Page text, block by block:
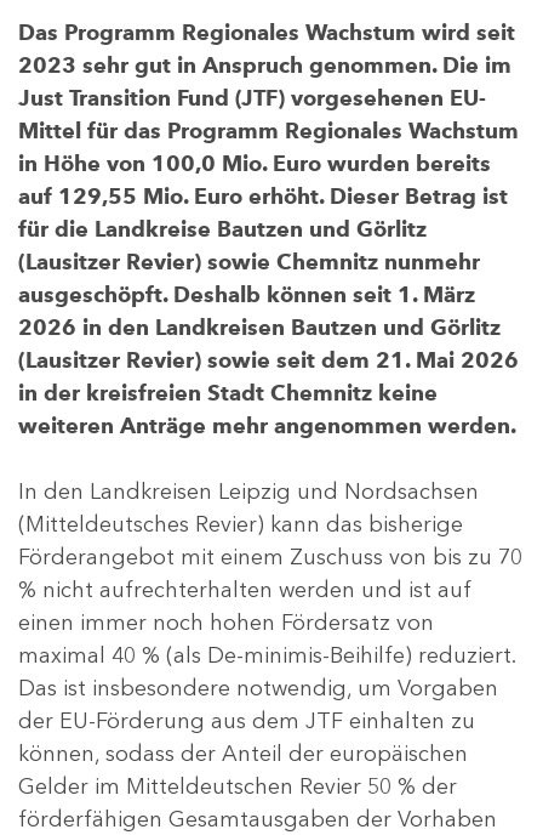
Das Programm Regionales Wachstum wird seit
2023 sehr gut in Anspruch genommen. Die im
Just Transition Fund (JTF) vorgesehenen EU-
Mittel für das Programm Regionales Wachstum
in Höhe von 100,0 Mio. Euro wurden bereits
auf 129,55 Mio. Euro erhöht. Dieser Betrag ist
für die Landkreise Bautzen und Görlitz
(Lausitzer Revier) sowie Chemnitz nunmehr
ausgeschöpft. Deshalb können seit 1. März
2026 in den Landkreisen Bautzen und Görlitz
(Lausitzer Revier) sowie seit dem 21. Mai 2026
in der kreisfreien Stadt Chemnitz keine
weiteren Anträge mehr angenommen werden.
In den Landkreisen Leipzig und Nordsachsen
(Mitteldeutsches Revier) kann das bisherige
Förderangebot mit einem Zuschuss von bis zu 70
% nicht aufrechterhalten werden und ist auf
einen immer noch hohen Fördersatz von
maximal 40 % (als De-minimis-Beihilfe) reduziert.
Das ist insbesondere notwendig, um Vorgaben
der EU-Förderung aus dem JTF einhalten zu
können, sodass der Anteil der europäischen
Gelder im Mitteldeutschen Revier 50 % der
förderfähigen Gesamtausgaben der Vorhaben